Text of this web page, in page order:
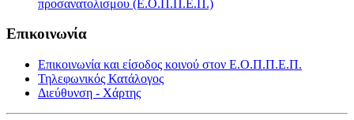
προσανατολισμου (Ε.Ο.Π.Π.Ε.Π.)
Επικοινωνία
Επικοινωνία και είσοδος κοινού στον Ε.Ο.Π.Π.Ε.Π.
Τηλεφωνικός Κατάλογος
Διεύθυνση - Χάρτης